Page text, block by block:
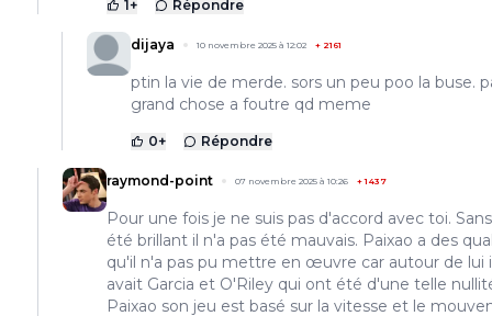
1+ Répondre
dijaya 10 novembre 2025 à 12:02 + 2161
ptin la vie de merde. sors un peu poo la buse.
grand chose a foutre qd meme
0+ Répondre
raymond-point 07 novembre 2025 à 10:26 +1437
Pour une fois je ne suis pas d'accord avec toi.
été brillant il n'a pas été mauvais. Paixao a des
qu'il n'a pas pu mettre en œuvre car autour de lui
avait Garcia et O'Riley qui ont été d'une telle
Paixao son jeu est basé sur la vitesse et le